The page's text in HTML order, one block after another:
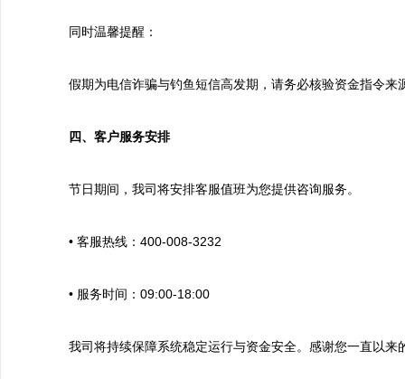
同时温馨提醒：
假期为电信诈骗与钓鱼短信高发期，请务必核验资金指令
四、 客户服务安排
节日期间，我司将安排客服值班为您提供咨询服务。
• 客服热线：400-008-3232
• 服务时间：09:00-18:00
我司将持续保障系统稳定运行与资金安全。感谢您一直以